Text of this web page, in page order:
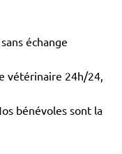
échange
vétérinaire 24h/24,
bénévoles sont la